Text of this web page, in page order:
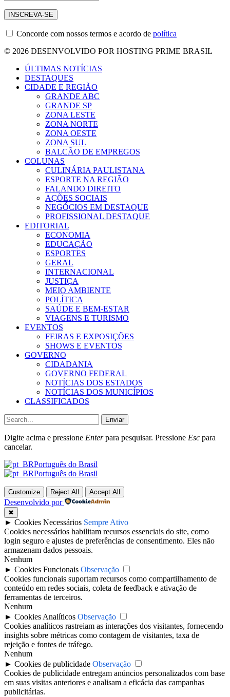
Concorde com nossos termos e acordo de política
© 2026 DESENVOLVIDO POR HOSTING PRIME BRASIL
ÚLTIMAS NOTÍCIAS
DESTAQUES
CIDADE E REGIÃO
GRANDE ABC
GRANDE SP
ZONA LESTE
ZONA NORTE
ZONA OESTE
ZONA SUL
BALCÃO DE EMPREGOS
COLUNAS
CULINÁRIA PAULISTANA
ESPORTE NA REGIÃO
FALANDO DIREITO
AÇÕES SOCIAIS
NEGÓCIOS EM DESTAQUE
PROFISSIONAL DESTAQUE
EDITORIAL
ECONOMIA
EDUCAÇÃO
ESPORTES
GERAL
INTERNACIONAL
JUSTIÇA
MEIO AMBIENTE
POLÍTICA
SAÚDE E BEM-ESTAR
VIAGENS E TURISMO
EVENTOS
FEIRAS E EXPOSIÇÕES
SHOWS E EVENTOS
GOVERNO
CIDADANIA
GOVERNO FEDERAL
NOTÍCIAS DOS ESTADOS
NOTÍCIAS DOS MUNICÍPIOS
CLASSIFICADOS
Enviar
Digite acima e pressione Enterpara pesquisar. Pressione Esc para
cancelar.
Português do Brasil
Português do Brasil
Customize Reject All Accept All
Desenvolvido por
✖
► Cookies Necessários Sempre Ativo
Cookies necessários habilitam recursos essenciais do site, como
login seguro e ajustes de preferências de consentimento. Eles não
armazenam dados pessoais.
Nenhum
► Cookies Funcionais Observação
Cookies funcionais suportam recursos como compartilhamento de
conteúdo em redes sociais, coleta de feedback e ativação de
ferramentas de terceiros.
Nenhum
► Cookies Analíticos Observação
Cookies analíticos rastreiam as interações dos visitantes, fornecendo
insights sobre métricas como contagem de visitantes, taxa de
rejeição e fontes de tráfego.
Nenhum
► Cookies de publicidade Observação
Cookies de publicidade entregam anúncios personalizados com base
em suas visitas anteriores e analisam a eficácia das campanhas
publicitárias.